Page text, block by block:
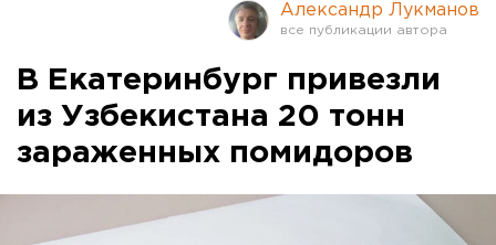
Александр Лукманов
В Екатеринбург привезли
из Узбекистана 20 тонн
зараженных помидоров